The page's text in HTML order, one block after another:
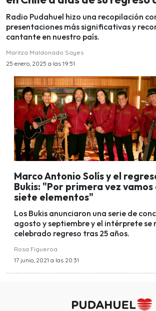
Radio Pudahuel hizo una recopilación
presentaciones más significativas y
cantante en nuestro país.
Maritza Maldonado Sayes
25 enero, 2025 a las 19:51
Marco Antonio Solís y el
Bukis: "Por primera vez
siete elementos"
Los Bukis anunciaron una serie de
agosto y septiembre y el intérprete se
celebrado regreso tras 25 años.
Rosa Figueroa
17 junio, 2021 a las 20:31